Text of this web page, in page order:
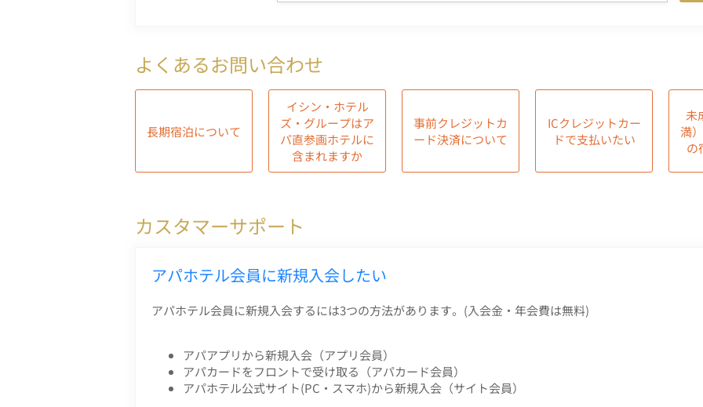
よくあるお問い合わせ
長期宿泊について
イシン・ホテル
ズ・グループはア
パ直参画ホテルに
含まれますか
事前クレジットカ
ード決済について
ICクレジットカー
ドで支払いたい
未
満
の
カスタマーサポート
アパホテル会員に新規入会したい
アパホテル会員に新規入会するには3つの方法があります。(入会金・年会費は無料)
アパアプリから新規入会（アプリ会員）
アパカードをフロントで受け取る（アパカード会員）
アパホテル公式サイト(PC・スマホ)から新規入会（サイト会員）